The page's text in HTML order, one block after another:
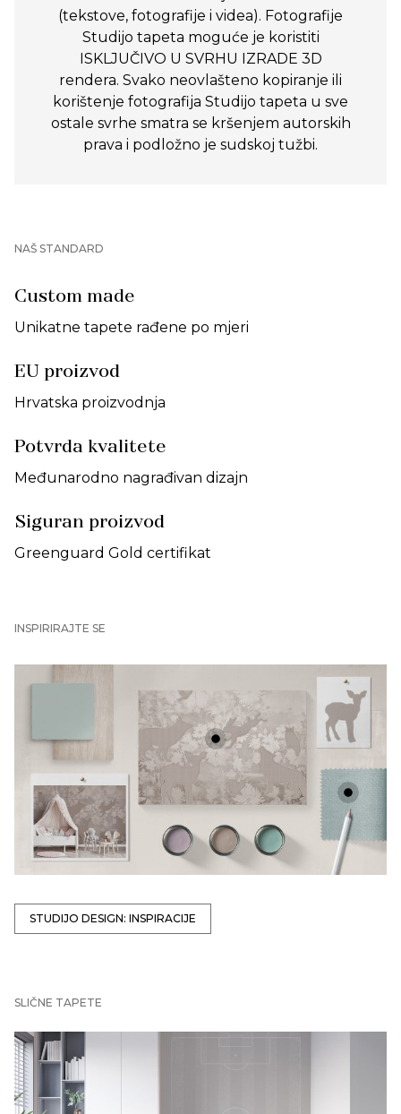
(tekstove, fotografije i videa). Fotografije
Studijo tapeta moguće je koristiti
ISKLJUČIVO U SVRHU IZRADE 3D
rendera. Svako neovlašteno kopiranje ili
korištenje fotografija Studijo tapeta u sve
ostale svrhe smatra se kršenjem autorskih
prava i podložno je sudskoj tužbi.
NAŠ STANDARD
Custom made
Unikatne tapete rađene po mjeri
EU proizvod
Hrvatska proizvodnja
Potvrda kvalitete
Međunarodno nagrađivan dizajn
Siguran proizvod
Greenguard Gold certifikat
INSPIRIRAJTE SE
+
+
STUDIJO DESIGN: INSPIRACIJE
SLIČNE TAPETE